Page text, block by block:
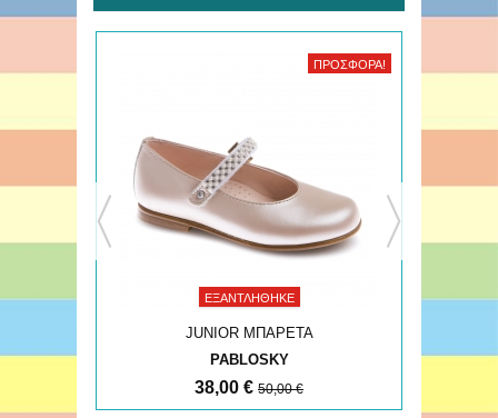
ΠΡΟΣΦΟΡΆ!
ΕΞΑΝΤΛΉΘΗΚΕ
JUNIOR ΜΠΑΡΕΤΑ
PABLOSKY
38,00 € 50,00 €